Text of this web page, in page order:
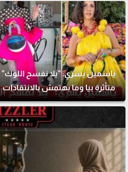
متأثرة بيا وما بهتمش بالانتقادات